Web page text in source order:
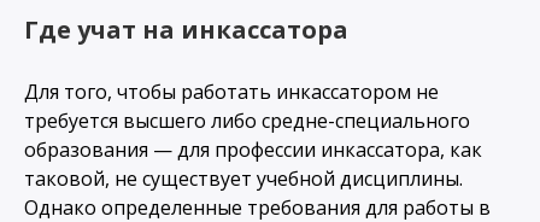
Где учат на инкассатора
Для того, чтобы работать инкассатором не
требуется высшего либо средне-специального
образования — для профессии инкассатора, как
таковой, не существует учебной дисциплины.
Однако определенные требования для работы в